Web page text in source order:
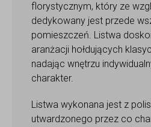
florystycznym, który ze
dedykowany jest przede
pomieszczeń. Listwa
aranżacji hołdujących
nadając wnętrzu
charakter.
Listwa wykonana jest z
utwardzonego przez co